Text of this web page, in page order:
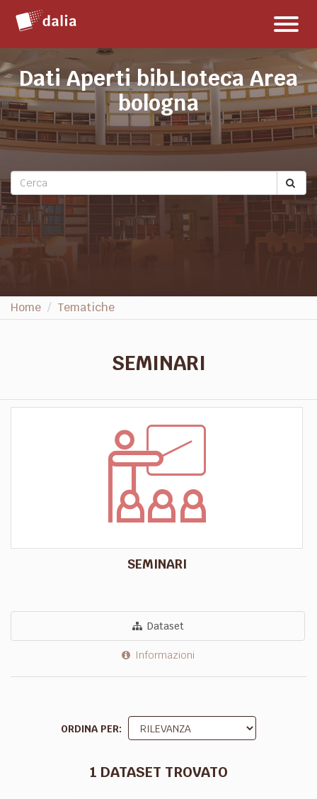
contenuto
Dati Aperti bibLIoteca Area
bologna
Home Tematiche
SEMINARI
SEMINARI
Dataset
Informazioni
ORDINA PER
1 DATASET TROVATO